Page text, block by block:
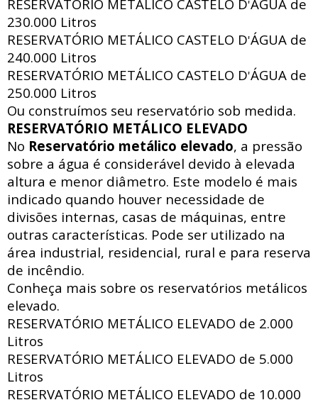
RESERVATÓRIO METÁLICO CASTELO D'ÁGUA de
230.000 Litros
RESERVATÓRIO METÁLICO CASTELO D'ÁGUA de
240.000 Litros
RESERVATÓRIO METÁLICO CASTELO D'ÁGUA de
250.000 Litros
Ou construímos seu reservatório sob medida.
RESERVATÓRIO METÁLICO ELEVADO
No Reservatório metálico elevado, a pressão
sobre a água é considerável devido à elevada
altura e menor diâmetro. Este modelo é mais
indicado quando houver necessidade de
divisões internas, casas de máquinas, entre
outras características. Pode ser utilizado na
área industrial, residencial, rural e para reserva
de incêndio.
Conheça mais sobre os reservatórios metálicos
elevado.
RESERVATÓRIO METÁLICO ELEVADO de 2.000
Litros
RESERVATÓRIO METÁLICO ELEVADO de 5.000
Litros
RESERVATÓRIO METÁLICO ELEVADO de 10.000